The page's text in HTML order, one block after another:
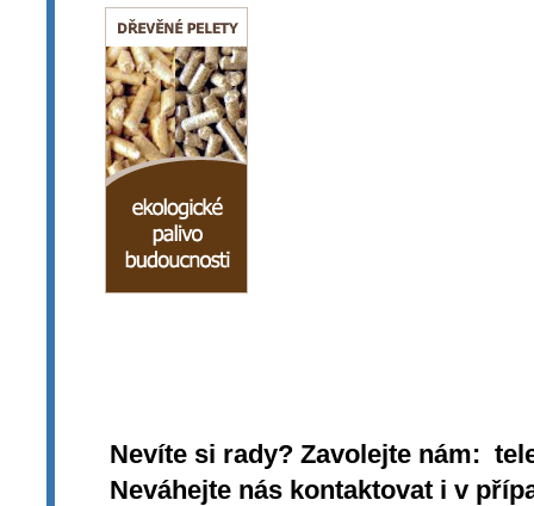
Nevíte si rady? Zavolejte nám:
Neváhejte nás kontaktovat i v